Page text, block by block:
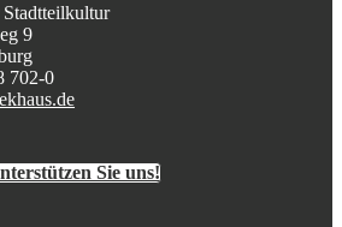
9
702-0
Sie uns!